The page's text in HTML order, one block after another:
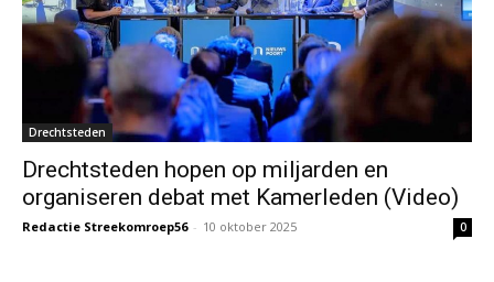
Drechtsteden
Drechtsteden hopen op miljarden en
organiseren debat met Kamerleden (Video)
Redactie Streekomroep56 - 10 oktober 2025 0